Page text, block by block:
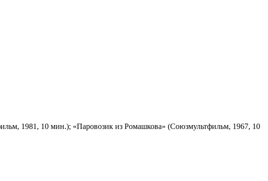
1981, 10 мин.); «Паровозик из Ромашкова» (Союзмультфильм, 1967, 10